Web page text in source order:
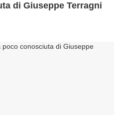
di Giuseppe Terragni